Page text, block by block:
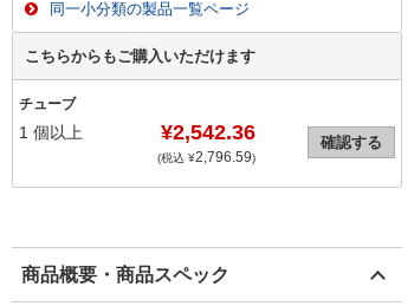
同一小分類の製品一覧ページ
こちらからもご購入いただけます
チューブ
1 個以上 ¥2,542.36
(税込 ¥2,796.59)
確認する
商品概要・商品スペック